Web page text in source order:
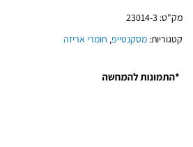
מק"ט: 23014-3
קטגוריות: מסקנטייפ, חומרי אריזה